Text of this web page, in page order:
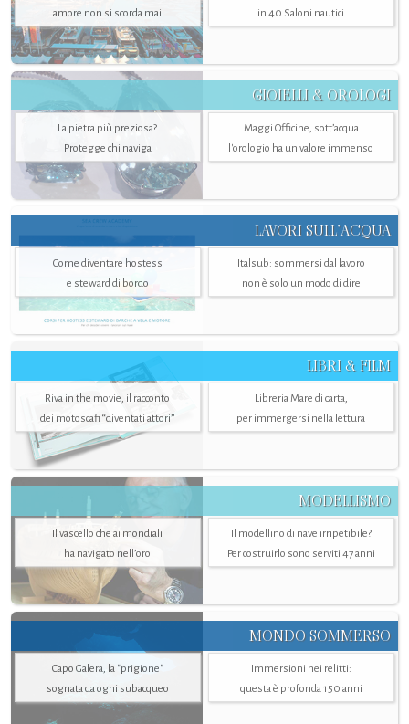
amore non si scorda mai in 40 Saloni nautici
GIOIELLI & OROLOGI
La pietra più preziosa?
Protegge chi naviga
Maggi Officine, sott’acqua
l'orologio ha un valore immenso
LAVORI SULL’ACQUA
Come diventare hostess
e steward di bordo
Italsub: sommersi dal lavoro
non è solo un modo di dire
LIBRI & FILM
Riva in the movie, il racconto
dei motoscafi “diventati attori”
Libreria Mare di carta,
per immergersi nella lettura
MODELLISMO
Il vascello che ai mondiali
ha navigato nell’oro
Il modellino di nave irripetibile?
Per costruirlo sono serviti 47 anni
MONDO SOMMERSO
Capo Galera, la "prigione"
sognata da ogni subacqueo
Immersioni nei relitti:
questa è profonda 150 anni